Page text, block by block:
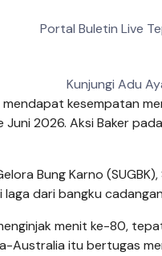
Portal Buletin Live
Kunjungi Adu
mendapat kesempatan
Juni 2026. Aksi Baker
Bung Karno
dari bangku
menit ke-80,
Australia itu bertugas